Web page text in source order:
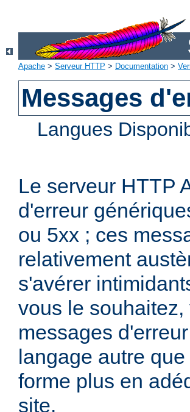
Apache > Serveur HTTP > Documentation >
Messages
Langues
Le serveur HTTP
d'erreur
ou 5xx ; ces
relativement
s'avérer
vous le
messages
langage autre
forme plus en
site.